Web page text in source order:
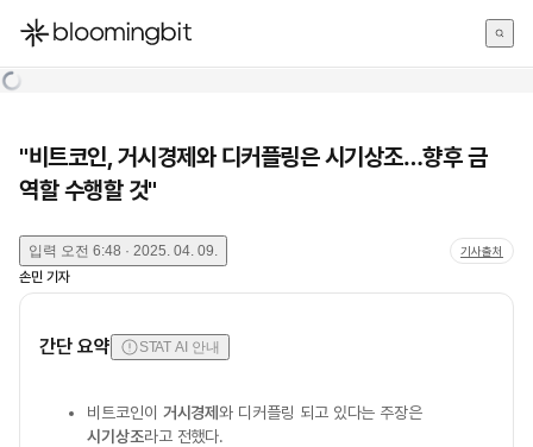
한국어
"비트코인, 거시경제와 디커플링은 시기상조…향후 금
역할 수행할 것"
입력 오전 6:48 · 2025. 04. 09. 기사출처
손민 기자
간단 요약 STAT AI 안내
비트코인이 거시경제와 디커플링 되고 있다는 주장은
시기상조라고 전했다.